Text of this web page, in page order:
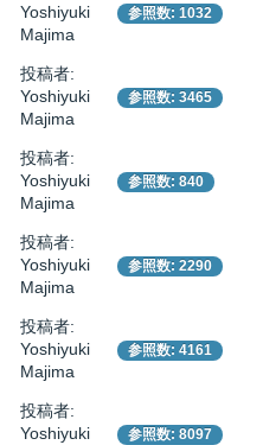
Yoshiyuki
Majima
参照数: 1032
投稿者:
Yoshiyuki
Majima
参照数: 3465
投稿者:
Yoshiyuki
Majima
参照数: 840
投稿者:
Yoshiyuki
Majima
参照数: 2290
投稿者:
Yoshiyuki
Majima
参照数: 4161
投稿者:
Yoshiyuki
参照数: 8097